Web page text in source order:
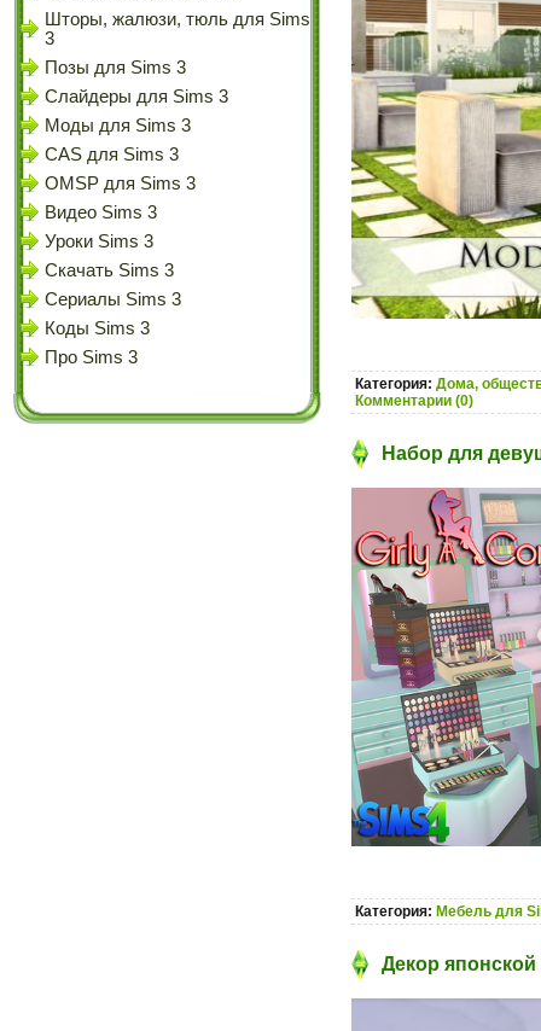
Шторы, жалюзи, тюль для Sims
3
Позы для Sims 3
Слайдеры для Sims 3
Моды для Sims 3
CAS для Sims 3
OMSP для Sims 3
Видео Sims 3
Уроки Sims 3
Скачать Sims 3
Сериалы Sims 3
Коды Sims 3
Про Sims 3
Категория: Дома,
Комментарии (0)
Набор для
Категория: Мебель для
Декор